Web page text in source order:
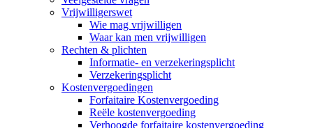
Vrijwilligerswet
Wie mag vrijwilligen
Waar kan men vrijwilligen
Rechten & plichten
Informatie- en verzekeringsplicht
Verzekeringsplicht
Kostenvergoedingen
Forfaitaire Kostenvergoeding
Reële kostenvergoeding
Verhoogde forfaitaire kostenvergoeding